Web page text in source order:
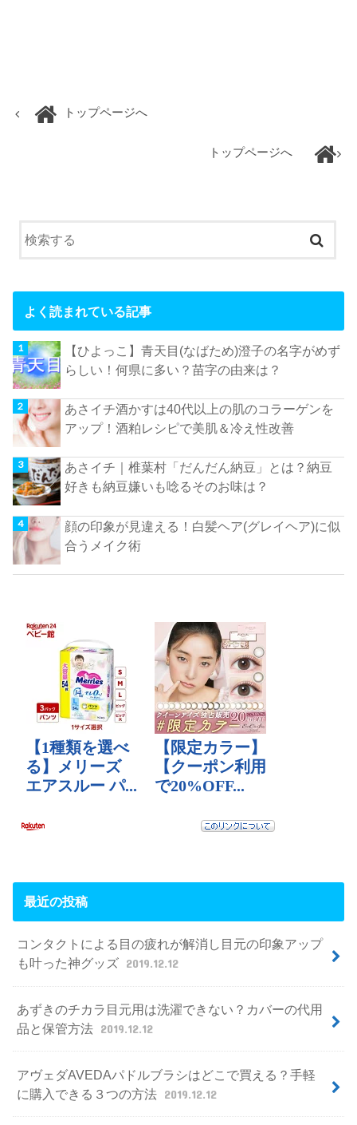
トップページへ
トップページへ
よく読まれている記事
【ひよっこ】青天目(なばため)澄子の名字がめず
らしい！何県に多い？苗字の由来は？
あさイチ酒かすは40代以上の肌のコラーゲンを
アップ！酒粕レシピで美肌＆冷え性改善
あさイチ｜椎葉村「だんだん納豆」とは？納豆
好きも納豆嫌いも唸るそのお味は？
顔の印象が見違える！白髪ヘア(グレイヘア)に似
合うメイク術
最近の投稿
コンタクトによる目の疲れが解消し目元の印象アップ
も叶った神グッズ 2019.12.12
あずきのチカラ目元用は洗濯できない？カバーの代用
品と保管方法 2019.12.12
アヴェダAVEDAパドルブラシはどこで買える？手軽
に購入できる３つの方法 2019.12.12